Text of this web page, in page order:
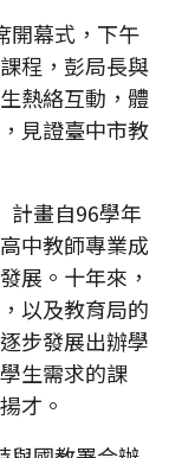
幕式，下午
程，彭局長與
熱絡互動，體
見證臺中市教
畫自96學年
中教師專業成
展。十年來，
以及教育局的
步發展出辦學
生需求的課
才。